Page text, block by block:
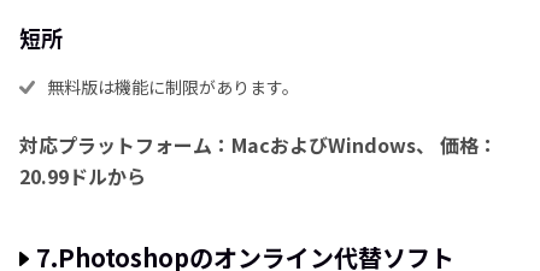
短所
無料版は機能に制限があります。
対応プラットフォーム：MacおよびWindows、 価格：
20.99ドルから
7.Photoshopのオンライン代替ソフト